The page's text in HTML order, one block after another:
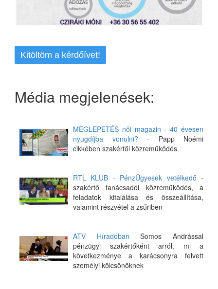
Kitöltöm a kérdőívet!
Média megjelenések:
MEGLEPETÉS női magazin - 40 évesen
nyugdíjba vonulni? - Papp Noémi
cikkében szakértői közreműködés
RTL KLUB - PénzÜgyesek vetélkedő -
szakértő tanácsadói közreműködés, a
feladatok kitalálása és összeállítása,
valamint részvétel a zsűriben
ATV Híradóban Somos Andrással
pénzügyi szakértőként arról, mi a
következménye a karácsonyra felvett
személyi kölcsönöknek